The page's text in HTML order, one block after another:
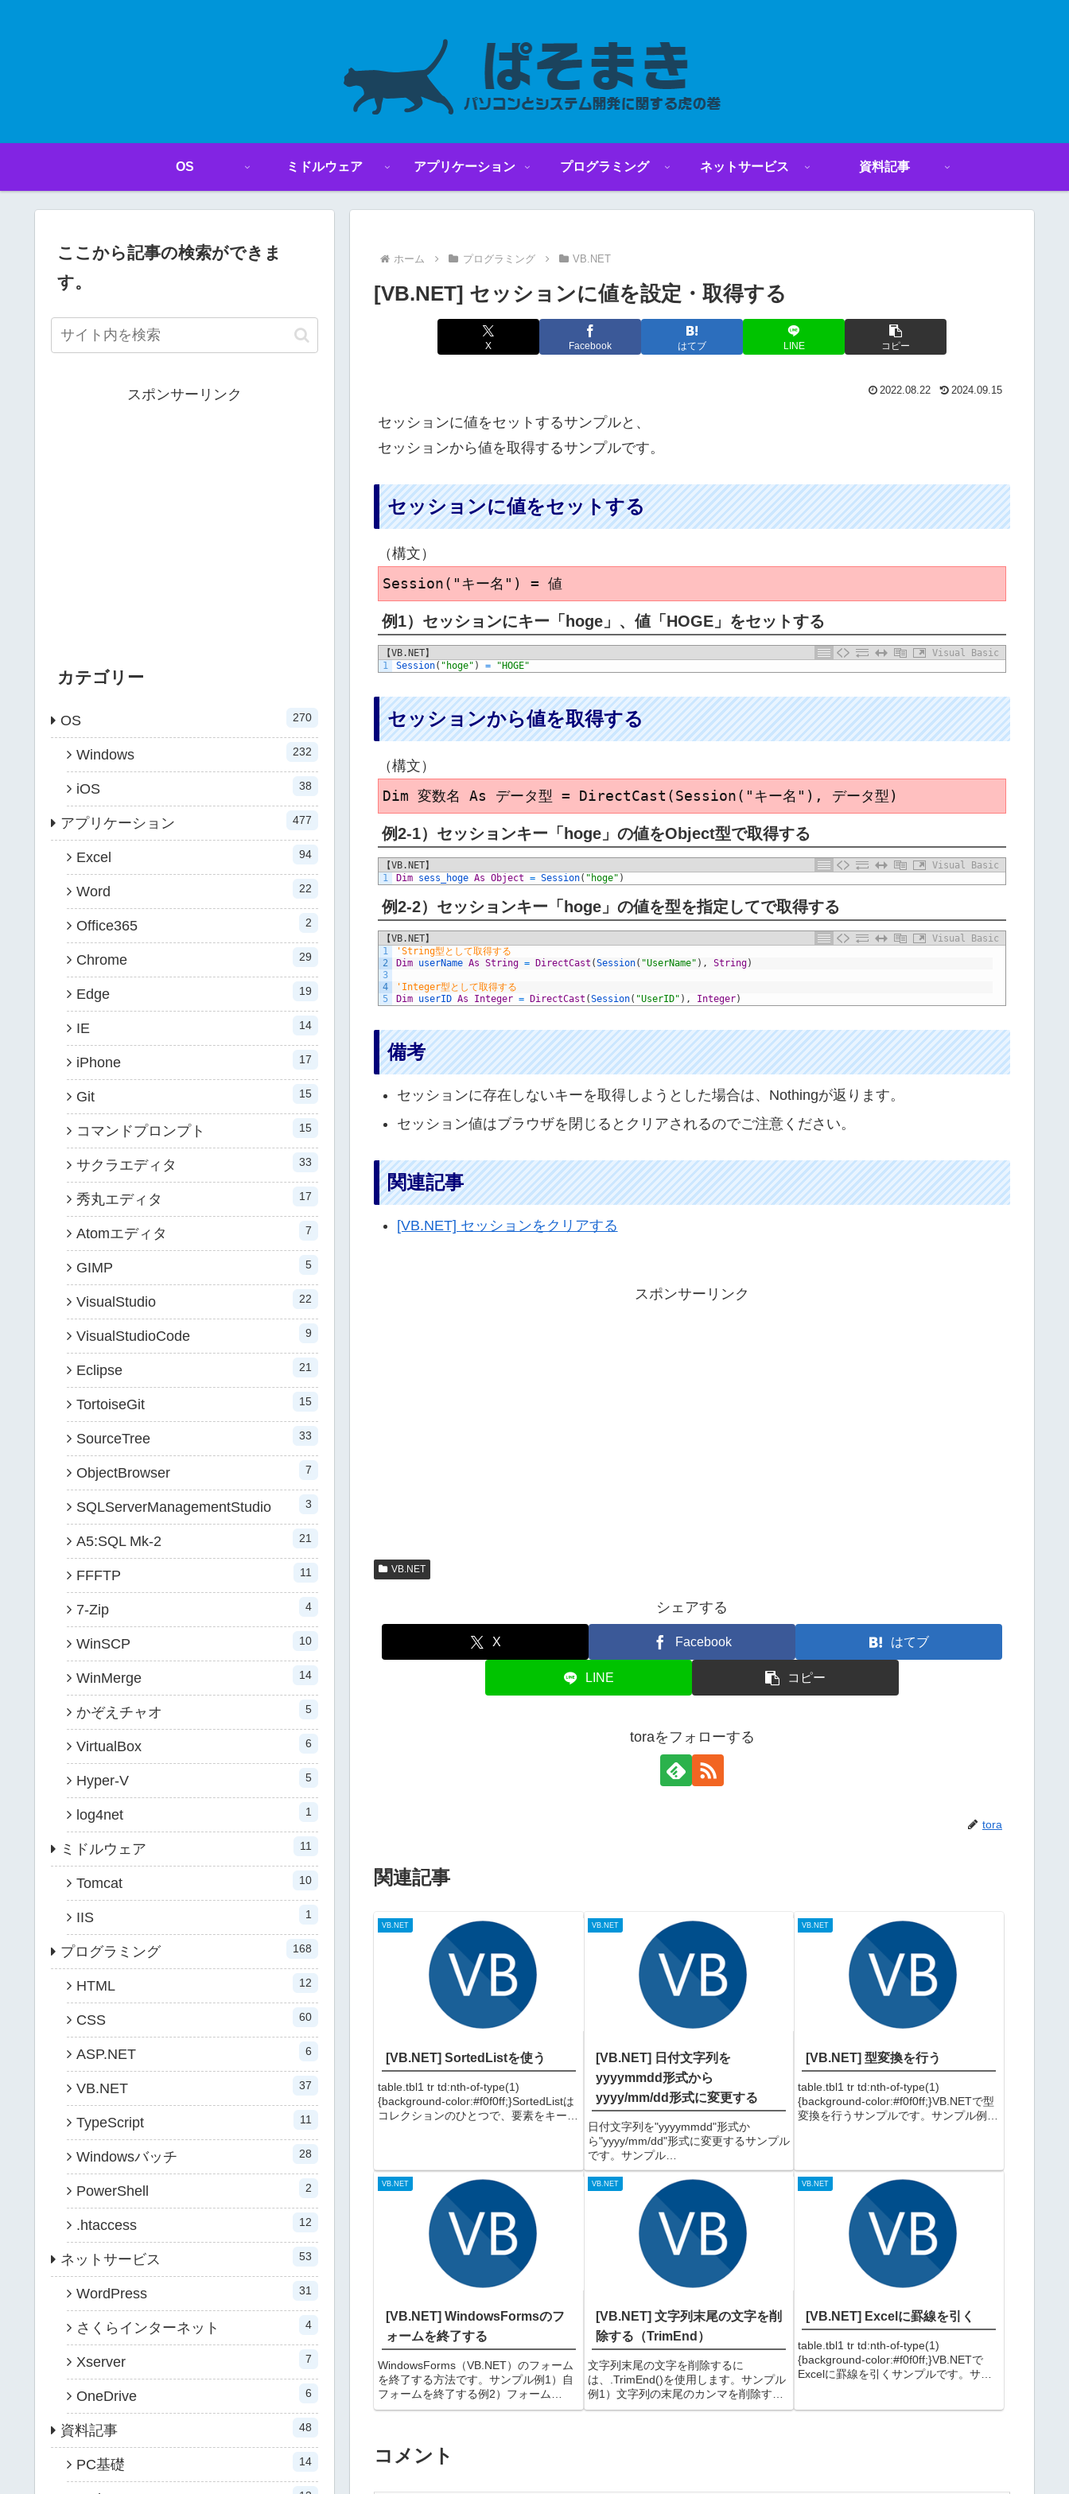
OS ミドルウェア アプリケーション プログラミング ネットサービス 資料記事
ホーム プログラミング VB.NET
[VB.NET] セッションに値を設定・取得する
X Facebook はてブ LINE コピー
2022.08.22 2024.09.15
セッションに値をセットするサンプルと、
セッションから値を取得するサンプルです。
セッションに値をセットする
（構文）
Session("キー名") = 値
例1）セッションにキー「hoge」、値「HOGE」をセットする
【VB.NET】
Visual Basic
1
Session( "hoge" ) = "HOGE"
セッションから値を取得する
（構文）
Dim 変数名 As データ型 = DirectCast(Session("キー名"), データ型)
例2-1）セッションキー「hoge」の値をObject型で取得する
【VB.NET】
Visual Basic
1
Dim sess_hoge As Object = Session( "hoge" )
例2-2）セッションキー「hoge」の値を型を指定してで取得する
【VB.NET】
Visual Basic
1
2
3
4
5
'String型として取得する
Dim userName As String = DirectCast (Session( "UserName" ) , String)
'Integer型として取得する
Dim userID As Integer = DirectCast (Session( "UserID" ) , Integer)
備考
セッションに存在しないキーを取得しようとした場合は、Nothingが返ります。
セッション値はブラウザを閉じるとクリアされるのでご注意ください。
関連記事
[VB.NET] セッションをクリアする
スポンサーリンク
VB.NET
シェアする
X Facebook はてブ
LINE コピー
toraをフォローする
tora
関連記事
VB.NET
[VB.NET] SortedListを使う
table.tbl1 tr td:nth-of-type(1)
{background-color:#f0f0ff;}SortedListは
コレクションのひとつで、要素をキーと
VB.NET
[VB.NET] 日付文字列を
yyyymmdd形式から
yyyy/mm/dd形式に変更する
日付文字列を"yyyymmdd"形式か
ら"yyyy/mm/dd"形式に変更するサンプル
です。サンプル
例）"20241231"を"2024/12/31"に変換す
る（結果）2024/12/31備考yyyymmdd形
式の日付文字列をyyyy/mm...
VB.NET
[VB.NET] 型変換を行う
table.tbl1 tr td:nth-of-type(1)
{background-color:#f0f0ff;}VB.NETで型
変換を行うサンプルです。サンプル例
VB.NET
[VB.NET] WindowsFormsのフ
ォームを終了する
WindowsForms（VB.NET）のフォーム
を終了する方法です。サンプル例1）自
フォームを終了する例2）フォーム
(SampleForm)を終了する備考VB.NETで
VB.NET
[VB.NET] 文字列末尾の文字を削
除する（TrimEnd）
文字列末尾の文字を削除するに
は、.TrimEnd()を使用します。サンプル
例1）文字列の末尾のカンマを削除する
（結果）AAA,BBB,CCC区切り文字がタ
VB.NET
[VB.NET] Excelに罫線を引く
table.tbl1 tr td:nth-of-type(1)
{background-color:#f0f0ff;}VB.NETで
Excelに罫線を引くサンプルです。サン
コメント
ここから記事の検索ができま
す。
スポンサーリンク
カテゴリー
OS 270
Windows 232
iOS 38
アプリケーション 477
Excel 94
Word 22
Office365 2
Chrome 29
Edge 19
IE 14
iPhone 17
Git 15
コマンドプロンプト 15
サクラエディタ 33
秀丸エディタ 17
Atomエディタ 7
GIMP 5
VisualStudio 22
VisualStudioCode 9
Eclipse 21
TortoiseGit 15
SourceTree 33
ObjectBrowser 7
SQLServerManagementStudio 3
A5:SQL Mk-2 21
FFFTP 11
7-Zip 4
WinSCP 10
WinMerge 14
かぞえチャオ 5
VirtualBox 6
Hyper-V 5
log4net 1
ミドルウェア 11
Tomcat 10
IIS 1
プログラミング 168
HTML 12
CSS 60
ASP.NET 6
VB.NET 37
TypeScript 11
Windowsバッチ 28
PowerShell 2
.htaccess 12
ネットサービス 53
WordPress 31
さくらインターネット 4
Xserver 7
OneDrive 6
資料記事 48
PC基礎 14